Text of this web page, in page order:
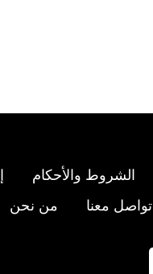
الشروط والأحكام
تواصل معنا من نحن